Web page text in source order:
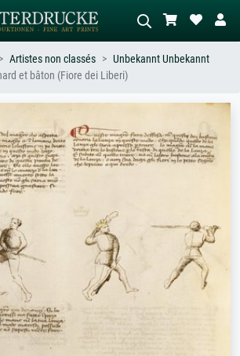
de Hokusai,
abstrait avec beaucoup de rouge,
tableau sombre, nu debout près d'un
arbre.
Artistes non classés
Unbekannt Unbekannt
et bâton (Fiore dei Liberi)